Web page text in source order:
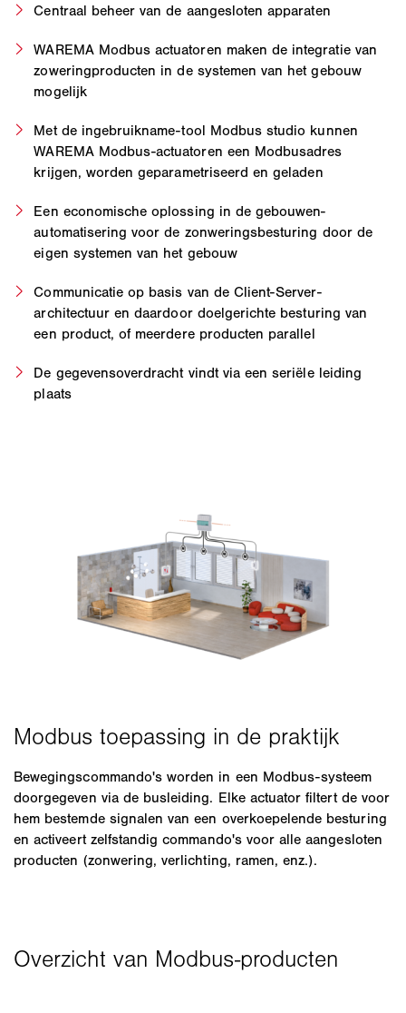
Centraal beheer van de aangesloten apparaten
WAREMA Modbus actuatoren maken de integratie van
zoweringproducten in de systemen van het gebouw
mogelijk
Met de ingebruikname-tool Modbus studio kunnen
WAREMA Modbus-actuatoren een Modbusadres
krijgen, worden geparametriseerd en geladen
Een economische oplossing in de gebouwen-
automatisering voor de zonweringsbesturing door de
eigen systemen van het gebouw
Communicatie op basis van de Client-Server-
architectuur en daardoor doelgerichte besturing van
een product, of meerdere producten parallel
De gegevensoverdracht vindt via een seriële leiding
plaats
Bewegingscommando's worden in een Modbus-systeem
doorgegeven via de busleiding. Elke actuator filtert de voor
hem bestemde signalen van een overkoepelende besturing
en activeert zelfstandig commando's voor alle aangesloten
producten (zonwering, verlichting, ramen, enz.).